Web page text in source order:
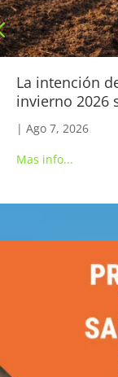
La intención
invierno 2026
| Ago 7, 2026
Mas info...